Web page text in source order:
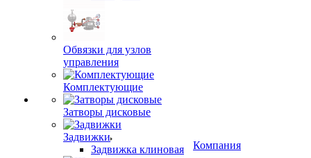
Обвязки для узлов
управления
Комплектующие
Затворы дисковые
Задвижки
Задвижка клиновая
Компания